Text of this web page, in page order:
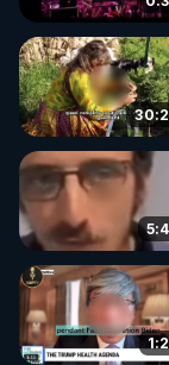
code :
▶ 30 jours
de bien-être
Rendez-vous
le code :